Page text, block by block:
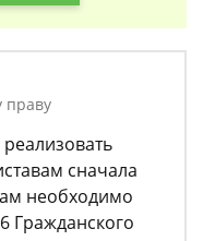
праву
сначала
необходимо
Гражданского